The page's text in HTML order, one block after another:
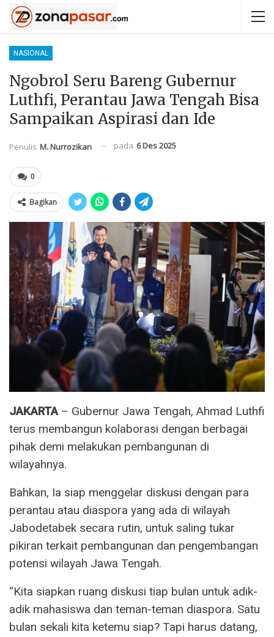
NASIONAL
Ngobrol Seru Bareng Gubernur
Luthfi, Perantau Jawa Tengah Bisa
Sampaikan Aspirasi dan Ide
Penulis M. Nurrozikan pada 6 Des 2025
0
Bagikan
JAKARTA– Gubernur Jawa Tengah, Ahmad Luthfi
terus membangun kolaborasi dengan berbagai
pihak demi melakukan pembangunan di
wilayahnya.
Bahkan, Ia siap menggelar diskusi dengan para
perantau atau diaspora yang ada di wilayah
Jabodetabek secara rutin, untuk saling tukar
pikiran terkait pembangunan dan pengembangan
potensi wilayah Jawa Tengah.
“Kita siapkan ruang diskusi tiap bulan untuk adik-
adik mahasiswa dan teman-teman diaspora. Satu
bulan sekali kita ketemu siap? Tapi harus datang,